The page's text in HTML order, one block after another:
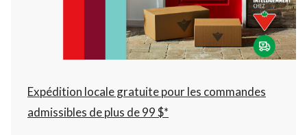
à
22:00
cliquer
pour
changer
Expédition locale gratuite pour les commandes
admissibles de plus de 99 $*